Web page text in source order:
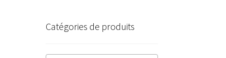
Catégories de produits